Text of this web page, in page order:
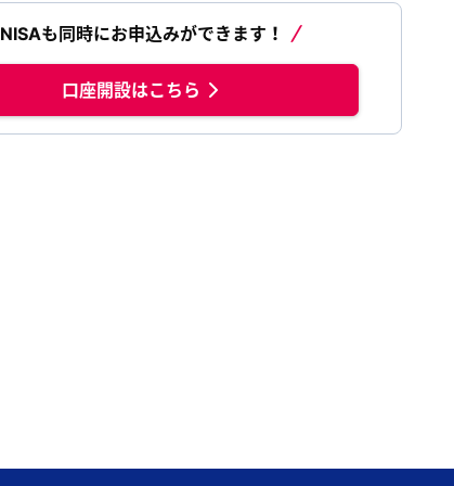
NISAも同時にお申込みができます！
口座開設はこちら